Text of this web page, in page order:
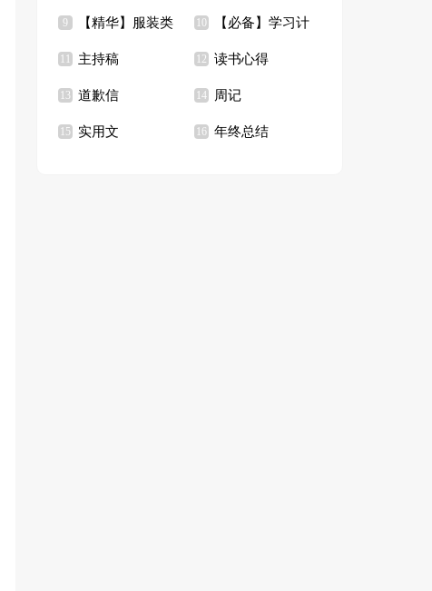
模板锦集9篇 的同学作文汇总七篇
9 【精华】服装类
实习报告四篇
10 【必备】学习计
划范文合集5篇
主持稿 12 读书心得
13 道歉信 14 周记
15 实用文 16 年终总结